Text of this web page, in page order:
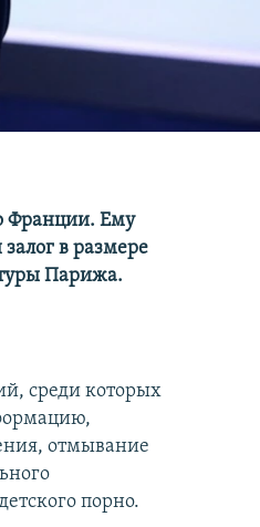
Франции. Eму
в размере
Парижа.
среди которых
отмывание
порно.